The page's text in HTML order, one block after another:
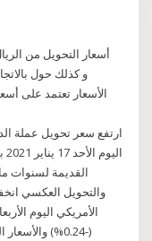
الأسعار تعتمد على
ارتفع سعر تحويل عملة
القديمة لسنوات
والتحويل العكسي
(-0.24%)